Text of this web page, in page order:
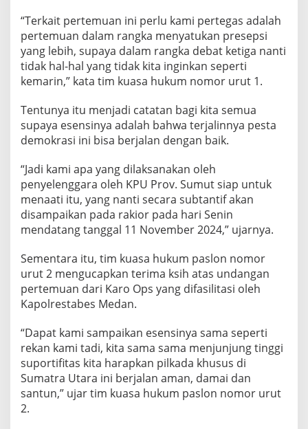
“Terkait pertemuan ini perlu kami pertegas adalah
pertemuan dalam rangka menyatukan presepsi
yang lebih, supaya dalam rangka debat ketiga nanti
tidak hal-hal yang tidak kita inginkan seperti
kemarin,” kata tim kuasa hukum nomor urut 1.
Tentunya itu menjadi catatan bagi kita semua
supaya esensinya adalah bahwa terjalinnya pesta
demokrasi ini bisa berjalan dengan baik.
“Jadi kami apa yang dilaksanakan oleh
penyelenggara oleh KPU Prov. Sumut siap untuk
menaati itu, yang nanti secara subtantif akan
disampaikan pada rakior pada hari Senin
mendatang tanggal 11 November 2024,” ujarnya.
Sementara itu, tim kuasa hukum paslon nomor
urut 2 mengucapkan terima ksih atas undangan
pertemuan dari Karo Ops yang difasilitasi oleh
Kapolrestabes Medan.
“Dapat kami sampaikan esensinya sama seperti
rekan kami tadi, kita sama sama menjunjung tinggi
suportifitas kita harapkan pilkada khusus di
Sumatra Utara ini berjalan aman, damai dan
santun,” ujar tim kuasa hukum paslon nomor urut
2.